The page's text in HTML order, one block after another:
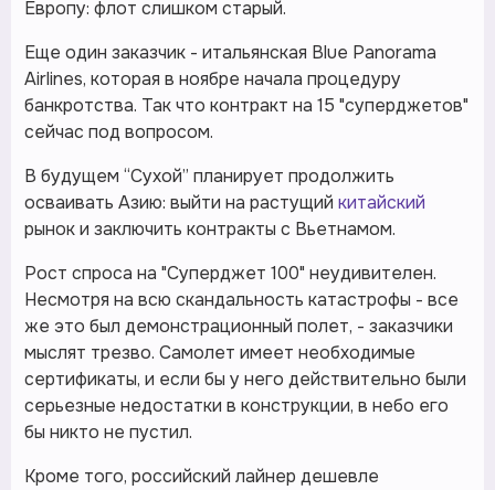
Европу: флот слишком старый.
Еще один заказчик - итальянская Blue Panorama
Airlines, которая в ноябре начала процедуру
банкротства. Так что контракт на 15 "суперджетов"
сейчас под вопросом.
В будущем “Сухой” планирует продолжить
осваивать Азию: выйти на растущий китайский
рынок и заключить контракты с Вьетнамом.
Рост спроса на "Суперджет 100" неудивителен.
Несмотря на всю скандальность катастрофы - все
же это был демонстрационный полет, - заказчики
мыслят трезво. Самолет имеет необходимые
сертификаты, и если бы у него действительно были
серьезные недостатки в конструкции, в небо его
бы никто не пустил.
Кроме того, российский лайнер дешевле